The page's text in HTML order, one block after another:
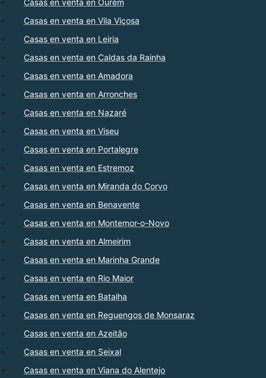
Casas en venta en Ourém
Casas en venta en Vila Viçosa
Casas en venta en Leiria
Casas en venta en Caldas da Rainha
Casas en venta en Amadora
Casas en venta en Arronches
Casas en venta en Nazaré
Casas en venta en Viseu
Casas en venta en Portalegre
Casas en venta en Estremoz
Casas en venta en Miranda do Corvo
Casas en venta en Benavente
Casas en venta en Montemor-o-Novo
Casas en venta en Almeirim
Casas en venta en Marinha Grande
Casas en venta en Rio Maior
Casas en venta en Batalha
Casas en venta en Reguengos de Monsaraz
Casas en venta en Azeitão
Casas en venta en Seixal
Casas en venta en Viana do Alentejo